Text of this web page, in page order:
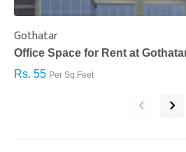
Gothatar
Office Space for Rent at
Rs. 55 Per Sq.Feet
‹ ›